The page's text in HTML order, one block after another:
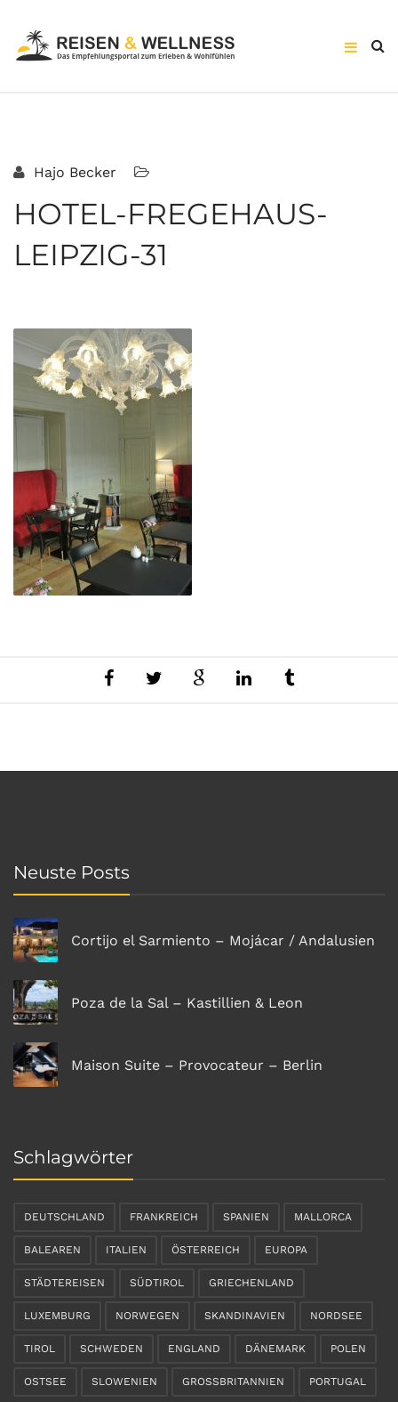
Hajo Becker
HOTEL-FREGEHAUS-
LEIPZIG-31
Neuste Posts
Cortijo el Sarmiento – Mojácar / Andalusien
Poza de la Sal – Kastillien & Leon
Maison Suite – Provocateur – Berlin
Schlagwörter
DEUTSCHLAND FRANKREICH SPANIEN MALLORCA
BALEAREN ITALIEN ÖSTERREICH EUROPA
STÄDTEREISEN SÜDTIROL GRIECHENLAND
LUXEMBURG NORWEGEN SKANDINAVIEN NORDSEE
TIROL SCHWEDEN ENGLAND DÄNEMARK POLEN
OSTSEE SLOWENIEN GROSSBRITANNIEN PORTUGAL